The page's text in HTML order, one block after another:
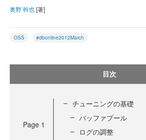
奥野 幹也[著]
OSS #dbonline2012March
目次
Page 1
チューニングの基礎
バッファプール
ログの調整